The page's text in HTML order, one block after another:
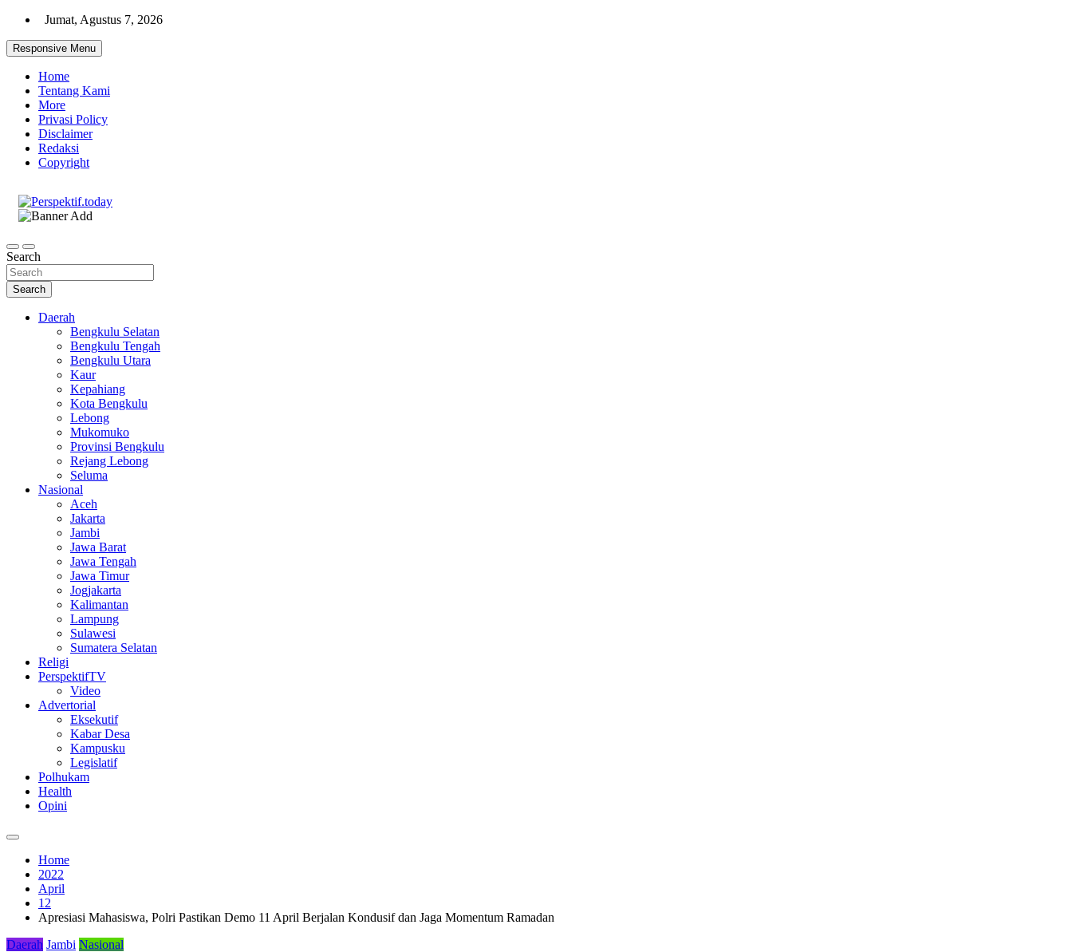
Skip
content
Jumat, Agustus 7, 2026
Responsive Menu
Home
Tentang Kami
More
Privasi Policy
Disclaimer
Redaksi
Copyright
Search
Search
Daerah
Bengkulu Selatan
Bengkulu Tengah
Bengkulu Utara
Kaur
Kepahiang
Kota Bengkulu
Lebong
Mukomuko
Provinsi Bengkulu
Rejang Lebong
Seluma
Nasional
Aceh
Jakarta
Jambi
Jawa Barat
Jawa Tengah
Jawa Timur
Jogjakarta
Kalimantan
Lampung
Sulawesi
Sumatera Selatan
Religi
PerspektifTV
Video
Advertorial
Eksekutif
Kabar Desa
Kampusku
Legislatif
Polhukam
Health
Opini
Home
2022
April
12
Apresiasi Mahasiswa, Polri Pastikan Demo 11 April Berjalan Kondusif dan Jaga Momentum Ramadan
Daerah Jambi Nasional